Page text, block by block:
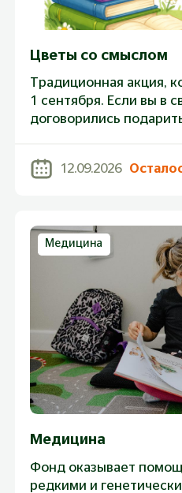
Цветы со смыслом
Традиционная акция,
1 сентября. Если вы в
договорились
средства отправить на
благотворительность,
12.09.2026
Медицина
Медицина
Фонд оказывает
редкими и